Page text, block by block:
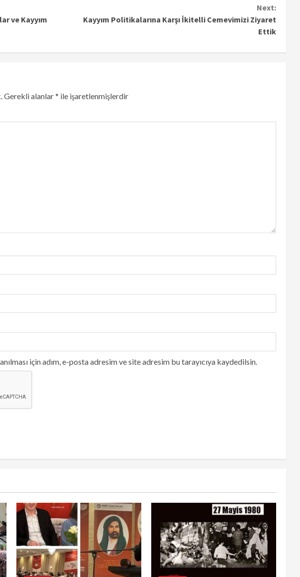
ve Kayyım
Next:
Kayyım Politikalarına Karşı İkitelli Cemevimizi Ziyaret
Ettik
Gerekli alanlar* ile işaretlenmişlerdir
için adım, e-posta adresim ve site adresim bu tarayıcıya kaydedilsin.